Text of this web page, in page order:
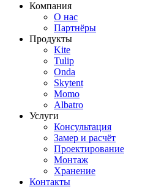
Компания
О нас
Партнёры
Продукты
Kite
Tulip
Onda
Skytent
Momo
Albatro
Услуги
Консультация
Замер и расчёт
Проектирование
Монтаж
Хранение
Контакты